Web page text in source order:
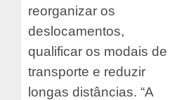
reorganizar os
deslocamentos,
qualificar os modais de
transporte e reduzir
longas distâncias. “A